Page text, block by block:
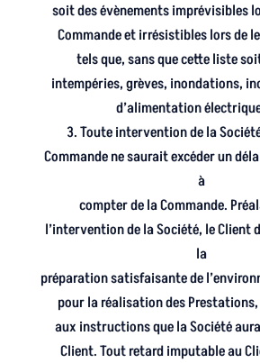
soit des évènements imprévisibles
Commande et irrésistibles lors de
tels que, sans que cette liste
intempéries, grèves, inondations,
d’alimentation
3. Toute intervention de la
Commande ne saurait excéder un
à
compter de la Commande.
l’intervention de la Société, le Client
la
préparation satisfaisante de
pour la réalisation des
aux instructions que la Société
Client. Tout retard imputable au